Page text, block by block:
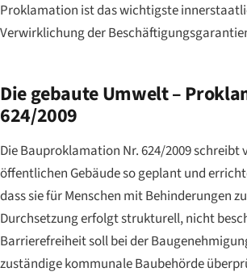
Proklamation ist das wichtigste
Verwirklichung der
Die gebaute Umwelt –
624/2009
Die Bauproklamation Nr. 624/2009 schreibt
öffentlichen Gebäude so geplant und
dass sie für Menschen mit Behinderungen
Durchsetzung erfolgt strukturell, nicht
Barrierefreiheit soll bei der
zuständige kommunale Baubehörde